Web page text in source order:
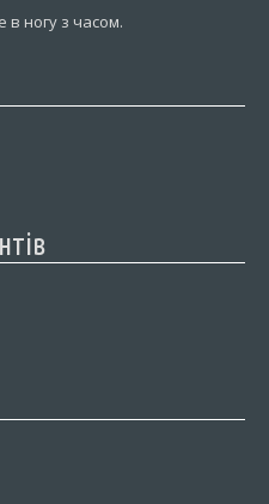
в ногу з часом.